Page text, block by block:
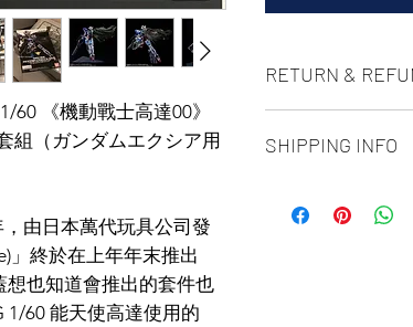
60 《機動戰士高達00》
組（ガンダムエクシア用
由日本萬代玩具公司發
」終於在上年年末推出
想也知道會推出的套件也
1/60 能天使高達使用的
RETURN &
NO REFUND OR
SHIPPING INFO
days ）